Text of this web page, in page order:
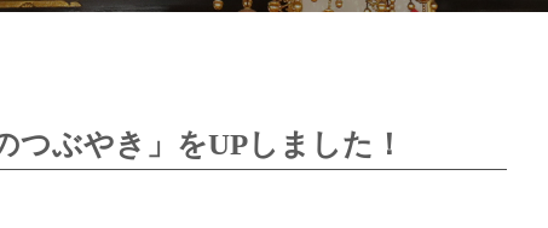
つぶやき」をUPしました！